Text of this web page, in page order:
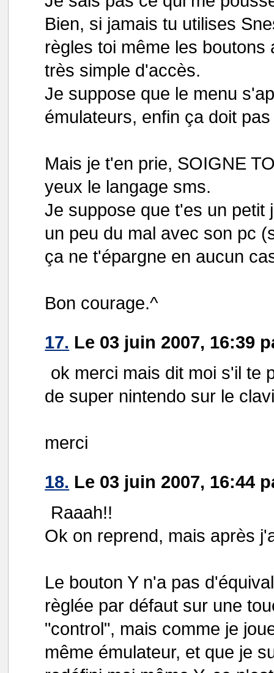
Bien, si jamais tu utilises
règles toi même les
très simple d'accès.
Je suppose que le menu
émulateurs, enfin ça doit
Mais je t'en prie, SOIGNE
yeux le langage sms.
Je suppose que t'es un petit
un peu du mal avec son pc
ça ne t'épargne en aucun
Bon courage.^
17. Le 03 juin 2007, 16:39
ok merci mais dit moi s'il te
de super nintendo sur le
merci
18. Le 03 juin 2007, 16:44
Raaah!!
Ok on reprend, mais après
Le bouton Y n'a pas
règlée par défaut sur une
"control", mais comme je
même émulateur, et que je